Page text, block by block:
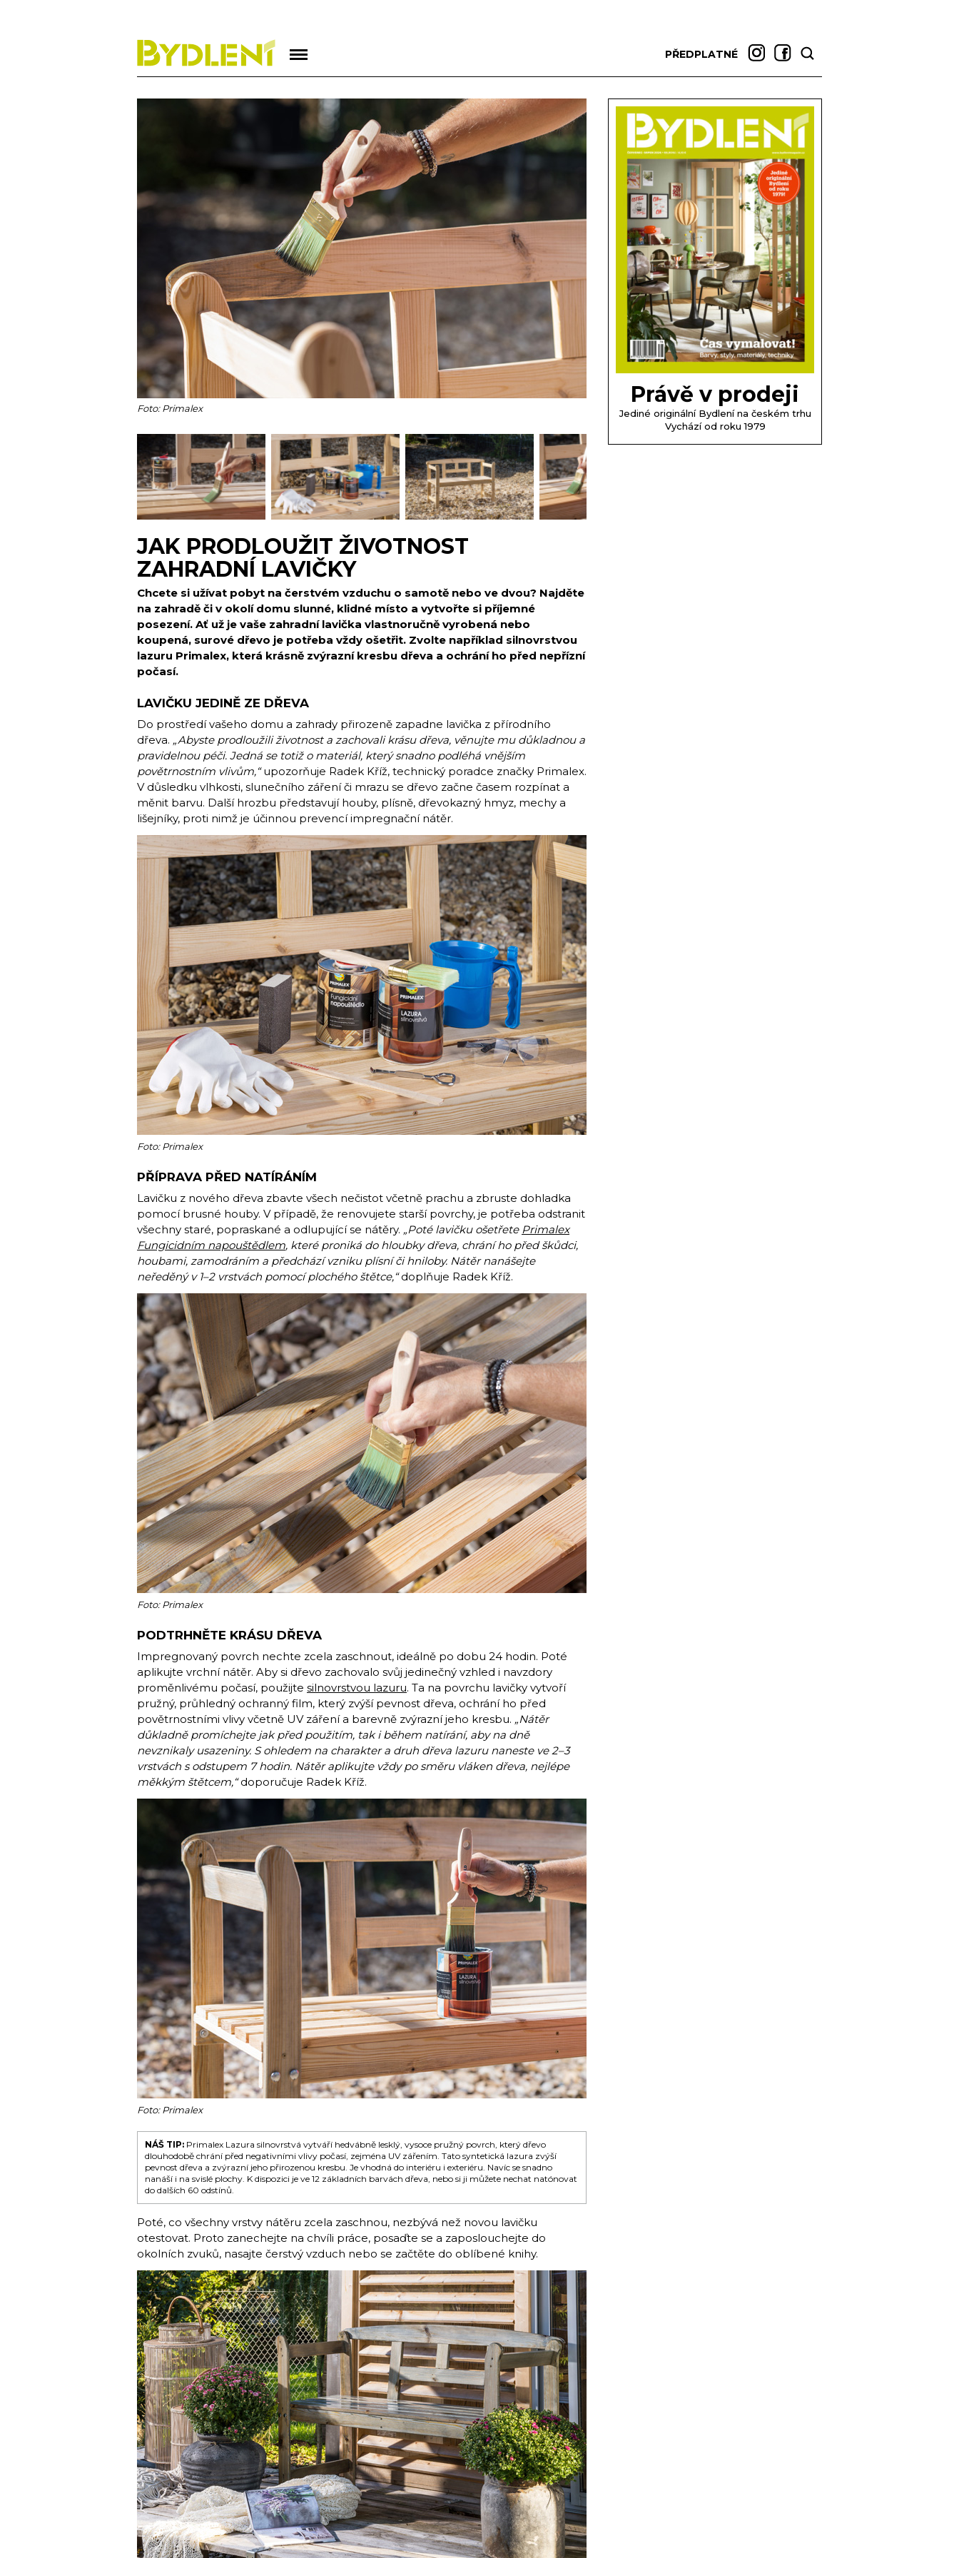
PŘEDPLATNÉ
Foto: Primalex
JAK PRODLOUŽIT ŽIVOTNOST
ZAHRADNÍ LAVIČKY
Chcete si užívat pobyt na čerstvém vzduchu o samotě nebo ve dvou? Najděte
na zahradě či v okolí domu slunné, klidné místo a vytvořte si příjemné
posezení. Ať už je vaše zahradní lavička vlastnoručně vyrobená nebo
koupená, surové dřevo je potřeba vždy ošetřit. Zvolte například silnovrstvou
lazuru Primalex, která krásně zvýrazní kresbu dřeva a ochrání ho před nepřízní
počasí.
LAVIČKU JEDINĚ ZE DŘEVA
Do prostředí vašeho domu a zahrady přirozeně zapadne lavička z přírodního
dřeva. „Abyste prodloužili životnost a zachovali krásu dřeva, věnujte mu důkladnou a
pravidelnou péči. Jedná se totiž o materiál, který snadno podléhá vnějším
povětrnostním vlivům,“upozorňuje Radek Kříž, technický poradce značky Primalex.
V důsledku vlhkosti, slunečního záření či mrazu se dřevo začne časem rozpínat a
měnit barvu. Další hrozbu představují houby, plísně, dřevokazný hmyz, mechy a
lišejníky, proti nimž je účinnou prevencí impregnační nátěr.
Foto: Primalex
PŘÍPRAVA PŘED NATÍRÁNÍM
Lavičku z nového dřeva zbavte všech nečistot včetně prachu a zbruste dohladka
pomocí brusné houby. V případě, že renovujete starší povrchy, je potřeba odstranit
všechny staré, popraskané a odlupující se nátěry. „Poté lavičku ošetřete Primalex
Fungicidním napouštědlem, které proniká do hloubky dřeva, chrání ho před škůdci,
houbami, zamodráním a předchází vzniku plísní či hniloby. Nátěr nanášejte
neředěný v 1–2 vrstvách pomocí plochého štětce,“doplňuje Radek Kříž.
Foto: Primalex
PODTRHNĚTE KRÁSU DŘEVA
Impregnovaný povrch nechte zcela zaschnout, ideálně po dobu 24 hodin. Poté
aplikujte vrchní nátěr. Aby si dřevo zachovalo svůj jedinečný vzhled i navzdory
proměnlivému počasí, použijte silnovrstvou lazuru. Ta na povrchu lavičky vytvoří
pružný, průhledný ochranný film, který zvýší pevnost dřeva, ochrání ho před
povětrnostními vlivy včetně UV záření a barevně zvýrazní jeho kresbu. „Nátěr
důkladně promíchejte jak před použitím, tak i během natírání, aby na dně
nevznikaly usazeniny. S ohledem na charakter a druh dřeva lazuru naneste ve 2–3
vrstvách s odstupem 7 hodin. Nátěr aplikujte vždy po směru vláken dřeva, nejlépe
měkkým štětcem,“doporučuje Radek Kříž.
Foto: Primalex
NÁŠ TIP: Primalex Lazura silnovrstvá vytváří hedvábně lesklý, vysoce pružný povrch, který dřevo
dlouhodobě chrání před negativními vlivy počasí, zejména UV zářením. Tato syntetická lazura zvýší
pevnost dřeva a zvýrazní jeho přirozenou kresbu. Je vhodná do interiéru i exteriéru. Navíc se snadno
nanáší i na svislé plochy. K dispozici je ve 12 základních barvách dřeva, nebo si ji můžete nechat natónovat
do dalších 60 odstínů.
Poté, co všechny vrstvy nátěru zcela zaschnou, nezbývá než novou lavičku
otestovat. Proto zanechejte na chvíli práce, posaďte se a zaposlouchejte do
okolních zvuků, nasajte čerstvý vzduch nebo se začtěte do oblíbené knihy.
Právě v prodeji
Jediné originální Bydlení na českém trhu
Vychází od roku 1979